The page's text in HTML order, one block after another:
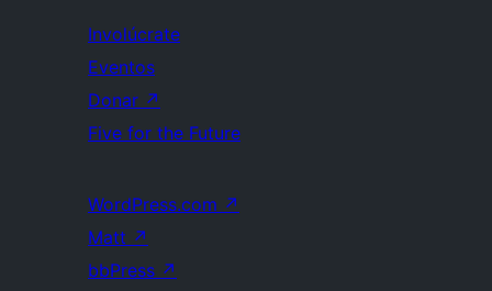
Involúcrate
Eventos
Donar ↗
Five for the Future
WordPress.com ↗
Matt ↗
bbPress ↗